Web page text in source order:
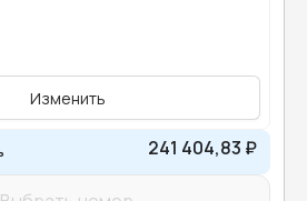
Изменить
241 404,83 ₽